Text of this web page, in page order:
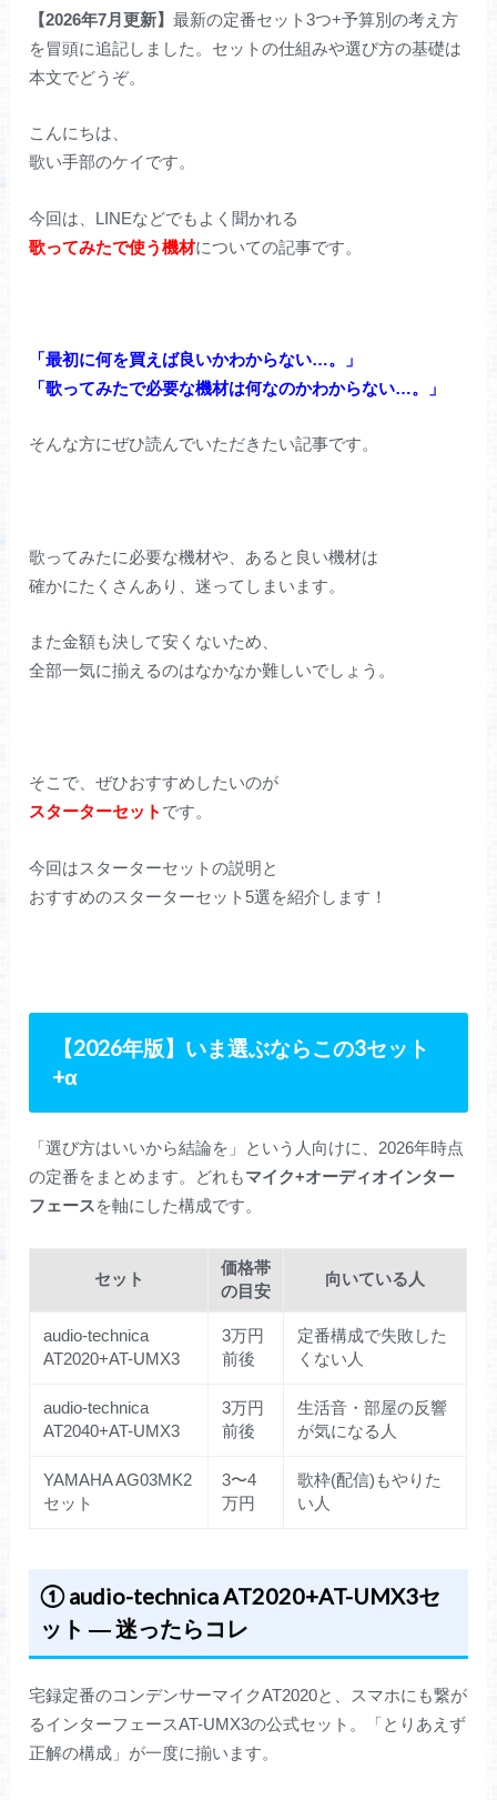
【2026年7月更新】最新の定番セット3つ+予算別の考え方
を冒頭に追記しました。セットの仕組みや選び方の基礎は
本文でどうぞ。
こんにちは、
歌い手部のケイです。
今回は、LINEなどでもよく聞かれる
歌ってみたで使う機材についての記事です。
「最初に何を買えば良いかわからない…。」
「歌ってみたで必要な機材は何なのかわからない…。」
そんな方にぜひ読んでいただきたい記事です。
歌ってみたに必要な機材や、あると良い機材は
確かにたくさんあり、迷ってしまいます。
また金額も決して安くないため、
全部一気に揃えるのはなかなか難しいでしょう。
そこで、ぜひおすすめしたいのが
スターターセット です。
今回はスターターセットの説明と
おすすめのスターターセット5選を紹介します！
【2026年版】いま選ぶならこの3セット
+α
「選び方はいいから結論を」という人向けに、2026年時点
の定番をまとめます。どれもマイク+オーディオインター
フェースを軸にした構成です。
セット
価格帯
の目安
向いている人
audio-technica
AT2020+AT-UMX3
3万円
前後
定番構成で失敗した
くない人
audio-technica
AT2040+AT-UMX3
3万円
前後
生活音・部屋の反響
が気になる人
YAMAHA AG03MK2
セット
3〜4
万円
歌枠(配信)もやりた
い人
① audio-technica AT2020+AT-UMX3セ
ット ― 迷ったらコレ
宅録定番のコンデンサーマイクAT2020と、スマホにも繋が
るインターフェースAT-UMX3の公式セット。「とりあえず
正解の構成」が一度に揃います。